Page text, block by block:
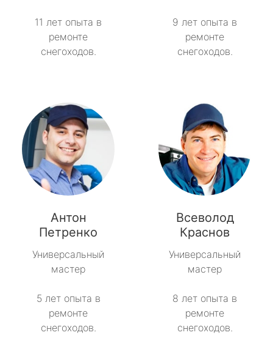
11 лет опыта в
ремонте
снегоходов.
9 лет опыта в
ремонте
снегоходов.
Антон
Петренко
Универсальный
мастер
5 лет опыта в
ремонте
снегоходов.
Всеволод
Краснов
Универсальный
мастер
8 лет опыта в
ремонте
снегоходов.